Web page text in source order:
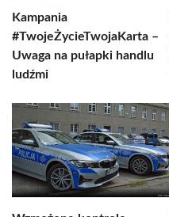
Kampania
#TwojeŻycieTwojaKarta –
Uwaga na pułapki handlu
ludźmi